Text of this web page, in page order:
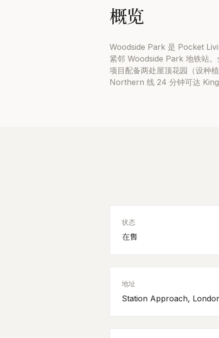
概览
Woodside Park 是 Pocket
紧邻 Woodside Park 地铁站
项目配备两处屋顶花园（设种
Northern 线 24 分钟可达
状态
在售
地址
Station Approach,